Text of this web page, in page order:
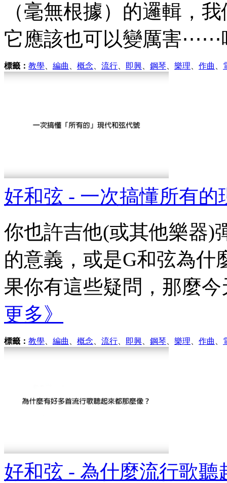
（毫無根據）的邏輯，
它應該也可以變厲害⋯⋯
標籤： 教學 編曲 概念 流行 即興 鋼琴 樂理 作曲
好和弦 - 一次搞懂所有的
你也許吉他(或其他樂器)
的意義，或是G和弦為什
果你有這些疑問，那麼
更多》
標籤： 教學 編曲 概念 流行 即興 鋼琴 樂理 作曲
好和弦 - 為什麼流行歌聽